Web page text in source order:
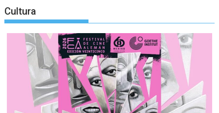
Cultura